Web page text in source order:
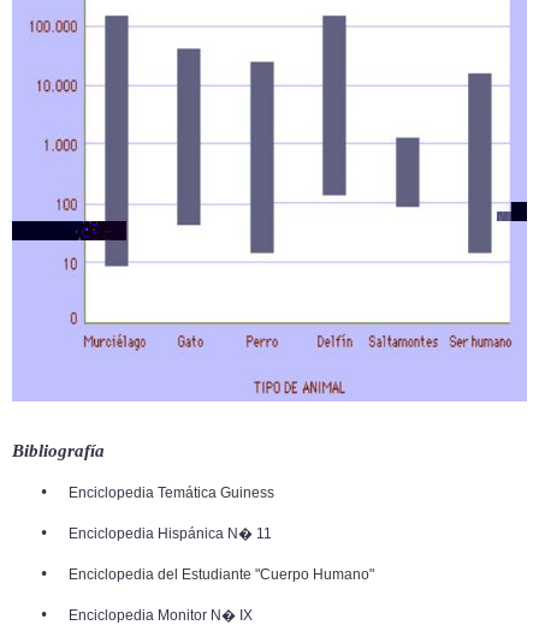
Bibliografía
• Enciclopedia Temática Guiness
• Enciclopedia Hispánica N� 11
• Enciclopedia del Estudiante "Cuerpo Humano"
• Enciclopedia Monitor N� IX